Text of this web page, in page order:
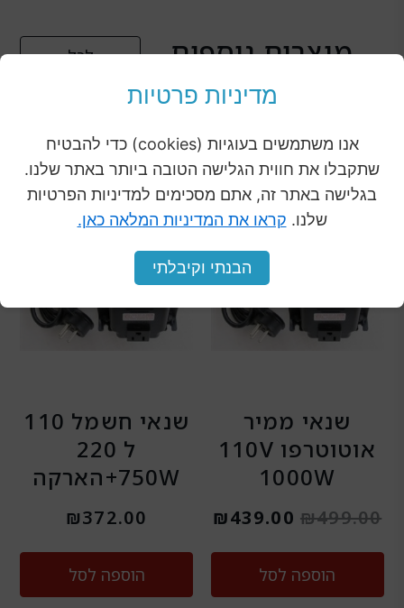
מוצרים נוספים
מהקטגוריה
לכל
מבצע
מבצע
שנאי ממיר
אוטוטרפו 110V
1000W
₪499.00
המחיר
המקורי
היה:
₪499.00.
₪439.00
המחיר
הנוכחי
הוא:
₪439.00.
הוספה לסל
שנאי חשמל 110
ל 220
750W+הארקה
₪372.00
הוספה לסל
מדיניות פרטיות
אנו משתמשים בעוגיות (cookies) כדי להבטיח
שתקבלו את חווית הגלישה הטובה ביותר באתר שלנו.
בגלישה באתר זה, אתם מסכימים למדיניות הפרטיות
שלנו. קראו את המדיניות המלאה כאן.
הבנתי וקיבלתי